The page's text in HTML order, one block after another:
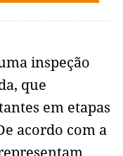
inspeção
que
em etapas
acordo com a